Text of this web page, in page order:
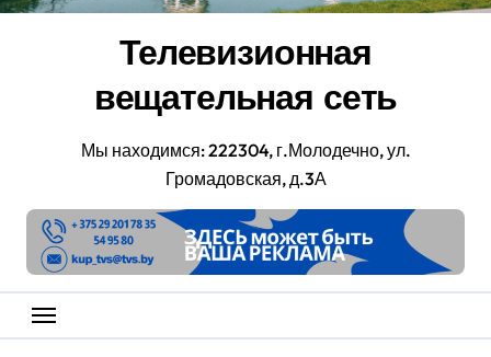
Телевизионная
вещательная сеть
Мы находимся: 222304, г.Молодечно, ул.
Громадовская, д.3А